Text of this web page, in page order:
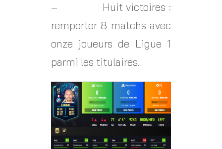
– Huit victoires :
remporter 8 matchs avec
onze joueurs de Ligue 1
parmi les titulaires.